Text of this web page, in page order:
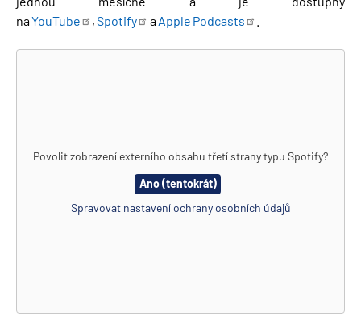
naYouTube ,Spotify aApple Podcasts
Povolit zobrazení externího obsahu třetí strany typu Spotify?
Ano (tentokrát)
Spravovat nastavení ochrany osobních údajů